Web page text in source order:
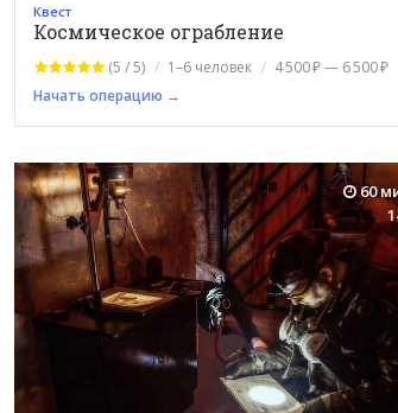
Квест
Космическое ограбление
(5 / 5) 1–6 человек
4 500 ₽ — 6 500 ₽
Начать операцию →
60